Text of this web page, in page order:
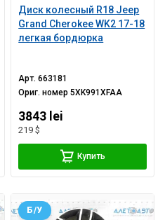
Диск колесный R18 Jeep
Grand Cherokee WK2 17-18
легкая бордюрка
Арт.663181
Ориг. номер5XK991XFAA
3843 lei
219 $
Купить
Б/У